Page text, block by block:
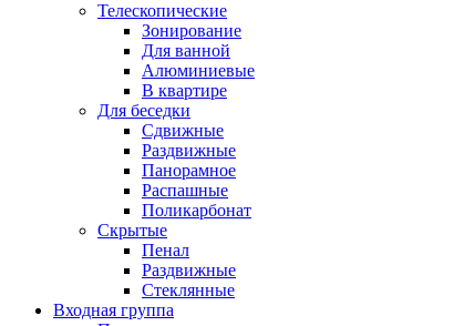
Телескопические
Зонирование
Для ванной
Алюминиевые
В квартире
Для беседки
Сдвижные
Раздвижные
Панорамное
Распашные
Поликарбонат
Скрытые
Пенал
Раздвижные
Стеклянные
Входная группа